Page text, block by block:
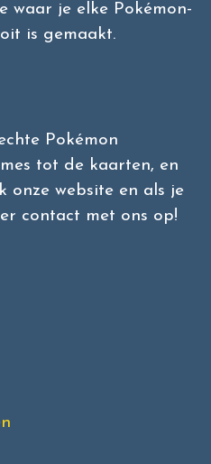
waar je elke Pokémon-
is gemaakt.
Pokémon
tot de kaarten, en
onze website en als je
contact met ons op!